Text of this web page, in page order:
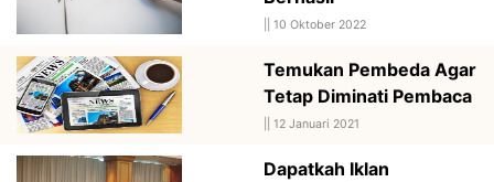
10 Oktober 2022
Temukan Pembeda Agar
Tetap Diminati Pembaca
12 Januari 2021
Dapatkah Iklan